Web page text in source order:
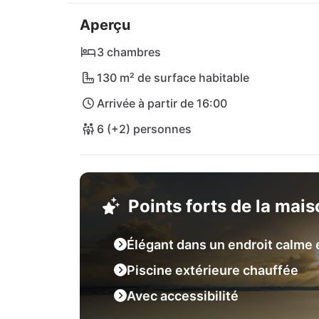
petits cafés et bars de plage. Des
à pied et vous régaleront culinairement.
Zdrijac près de Nin valent également le
cuisine extérieure. L’aéroport international
Villa.
Aperçu
3 chambres
130 m² de surface habitable
Arrivée à partir de 16:00
6 (+2) personnes
Points forts de la
Élégant dans un endroit calme
Piscine extérieure chauffée
Avec accessibilité